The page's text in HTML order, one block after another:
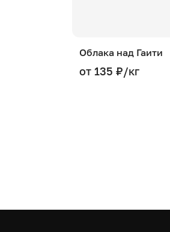
Облака над Гаити
от 135 ₽/кг